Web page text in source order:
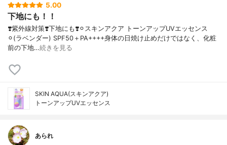
5.00
下地にも！！
❣️紫外線対策❣️下地にも❣️⚪︎スキンアクア トーンアップUVエッセンス
⚪︎(ラベンダー) SPF50＋PA++++身体の日焼け止めだけではなく、化粧
前の下地…続きを見る
SKIN AQUA(スキンアクア)
トーンアップUVエッセンス
あられ